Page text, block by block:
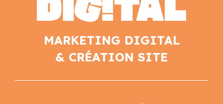
MARKETING DIGITAL
& CRÉATION SITE